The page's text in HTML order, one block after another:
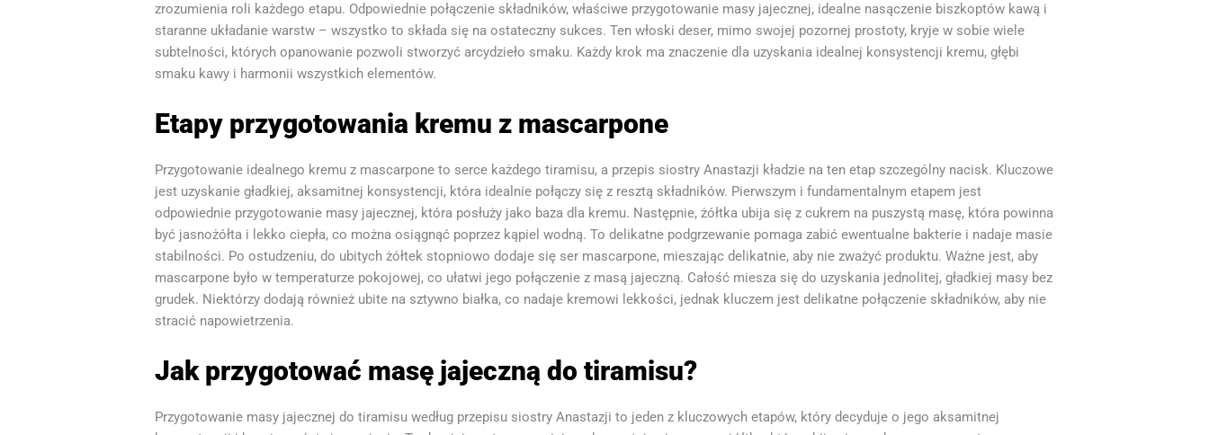
zrozumienia roli każdego etapu. Odpowiednie połączenie składników, właściwe przygotowanie masy jajecznej, idealne nasączenie biszkoptów kawą i
staranne układanie warstw – wszystko to składa się na ostateczny sukces. Ten włoski deser, mimo swojej pozornej prostoty, kryje w sobie wiele
subtelności, których opanowanie pozwoli stworzyć arcydzieło smaku. Każdy krok ma znaczenie dla uzyskania idealnej konsystencji kremu, głębi
smaku kawy i harmonii wszystkich elementów.
Etapy przygotowania kremu z mascarpone
Przygotowanie idealnego kremu z mascarpone to serce każdego tiramisu, a przepis siostry Anastazji kładzie na ten etap szczególny nacisk. Kluczowe
jest uzyskanie gładkiej, aksamitnej konsystencji, która idealnie połączy się z resztą składników. Pierwszym i fundamentalnym etapem jest
odpowiednie przygotowanie masy jajecznej, która posłuży jako baza dla kremu. Następnie, żółtka ubija się z cukrem na puszystą masę, która powinna
być jasnożółta i lekko ciepła, co można osiągnąć poprzez kąpiel wodną. To delikatne podgrzewanie pomaga zabić ewentualne bakterie i nadaje masie
stabilności. Po ostudzeniu, do ubitych żółtek stopniowo dodaje się ser mascarpone, mieszając delikatnie, aby nie zważyć produktu. Ważne jest, aby
mascarpone było w temperaturze pokojowej, co ułatwi jego połączenie z masą jajeczną. Całość miesza się do uzyskania jednolitej, gładkiej masy bez
grudek. Niektórzy dodają również ubite na sztywno białka, co nadaje kremowi lekkości, jednak kluczem jest delikatne połączenie składników, aby nie
stracić napowietrzenia.
Jak przygotować masę jajeczną do tiramisu?
Przygotowanie masy jajecznej do tiramisu według przepisu siostry Anastazji to jeden z kluczowych etapów, który decyduje o jego aksamitnej